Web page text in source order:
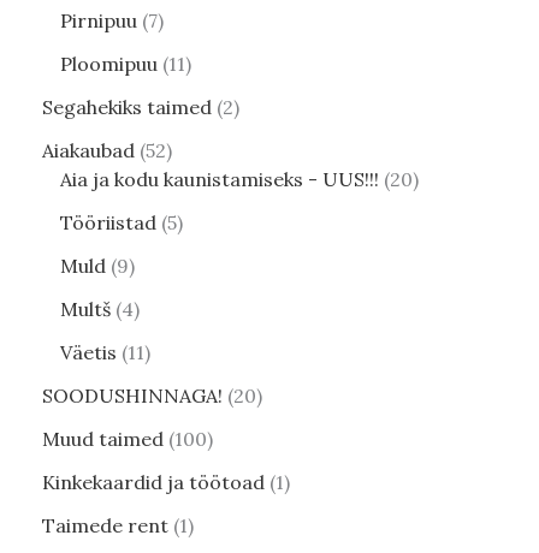
Pirnipuu 7
Ploomipuu 11
Segahekiks taimed 2
Aiakaubad 52
Aia ja kodu kaunistamiseks - UUS!!! 20
Tööriistad 5
Muld 9
Multš 4
Väetis 11
SOODUSHINNAGA! 20
Muud taimed 100
Kinkekaardid ja töötoad 1
Taimede rent 1